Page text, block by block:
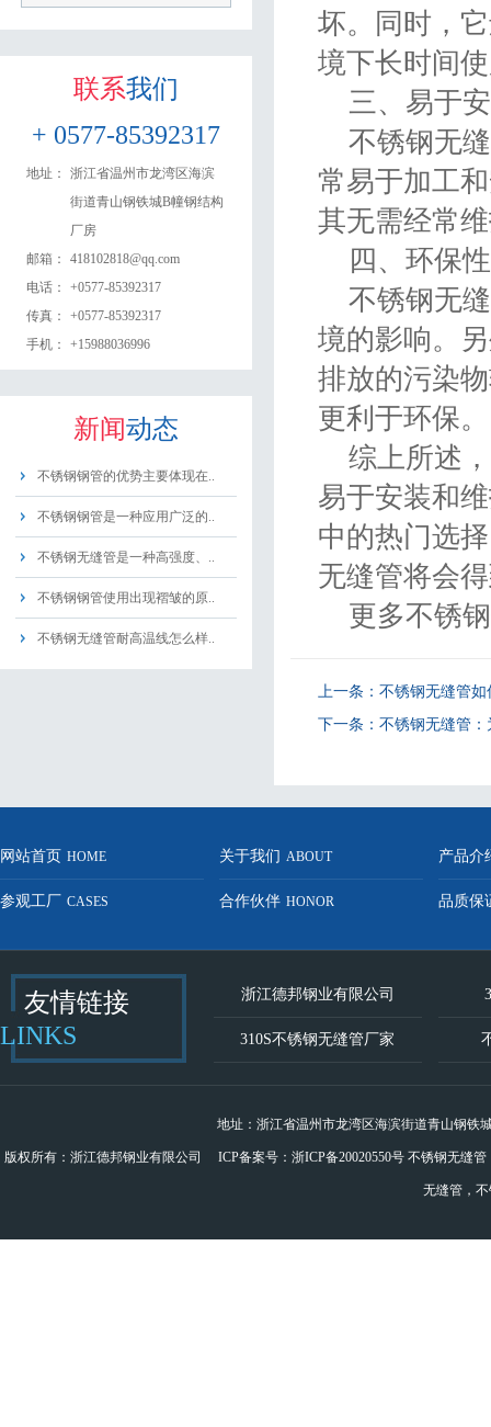
联系我们
+ 0577-85392317
地址：
浙江省温州市龙湾区海滨
街道青山钢铁城B幢钢结构
厂房​
邮箱：
418102818@qq.com
电话：
+0577-85392317
传真：
+0577-85392317
手机：
+15988036996
新闻动态
不锈钢钢管的优势主要体现在..
不锈钢钢管是一种应用广泛的..
不锈钢无缝管是一种高强度、..
不锈钢钢管使用出现褶皱的原..
不锈钢无缝管耐高温线怎么样..
坏。同时，
境下长时间
三、易于
不锈钢无缝
常易于加工
其无需经常
四、环保性
不锈钢无缝
境的影响。
排放的污染
更利于环保。
综上所述，
易于安装和
中的热门选
无缝管将会
更多不锈钢
上一条： 不锈钢无缝管
下一条： 不锈钢无缝管
网站首页 HOME 关于我们 ABOUT 产品介
参观工厂 CASES 合作伙伴 HONOR 品质保
友情链接
LINKS
浙江德邦钢业有限公司
310S不锈钢无缝管厂家
地址：浙江省温州市龙湾区海滨街道青山钢
版权所有：浙江德邦钢业有限公司 ICP备案号： 浙ICP备20020550号 不锈钢无缝管
无缝管 ，